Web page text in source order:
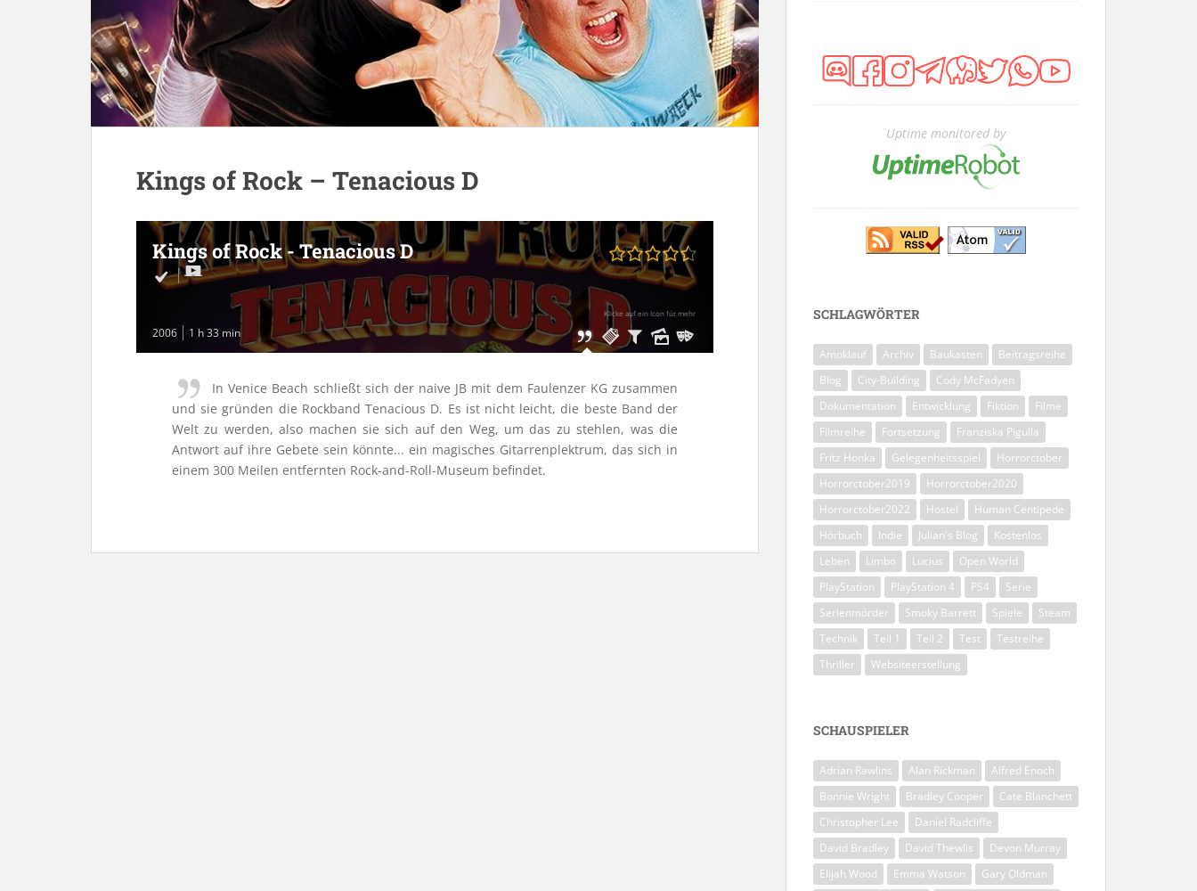
Kings of Rock – Tenacious D
Kings of Rock - Tenacious D
2006 1 h 33 min
Klicke auf ein Icon für mehr
In Venice Beach schließt sich der naive JB mit dem Faulenzer KG zusammen
und sie gründen die Rockband Tenacious D. Es ist nicht leicht, die beste Band der
Welt zu werden, also machen sie sich auf den Weg, um das zu stehlen, was die
Antwort auf ihre Gebete sein könnte... ein magisches Gitarrenplektrum, das sich in
einem 300 Meilen entfernten Rock-and-Roll-Museum befindet.
Uptime monitored by
SCHLAGWÖRTER
Amoklauf Archiv Baukasten
Beitragsreihe
Blog
City-Building
Cody McFadyen
Dokumentation
Entwicklung Fiktion
Filme
Filmreihe
Fortsetzung
Franziska Pigulla
Fritz Honka
Gelegenheitsspiel
Horrorctober
Horrorctober2019
Horrorctober2020
Horrorctober2022
Hostel
Human Centipede
Hörbuch
Indie Julian's Blog
Kostenlos
Leben
Limbo Lucius
Open World
PlayStation
PlayStation 4 PS4
Serie
Serienmörder
Smoky Barrett Spiele
Steam
Technik
Teil 1 Teil 2 Test
Testreihe
Thriller
Websiteerstellung
SCHAUSPIELER
Adrian Rawlins Alan Rickman
Alfred Enoch
Bonnie Wright
Bradley Cooper
Cate Blanchett
Christopher Lee
Daniel Radcliffe
David Bradley
David Thewlis
Devon Murray
Elijah Wood
Emma Watson
Gary Oldman